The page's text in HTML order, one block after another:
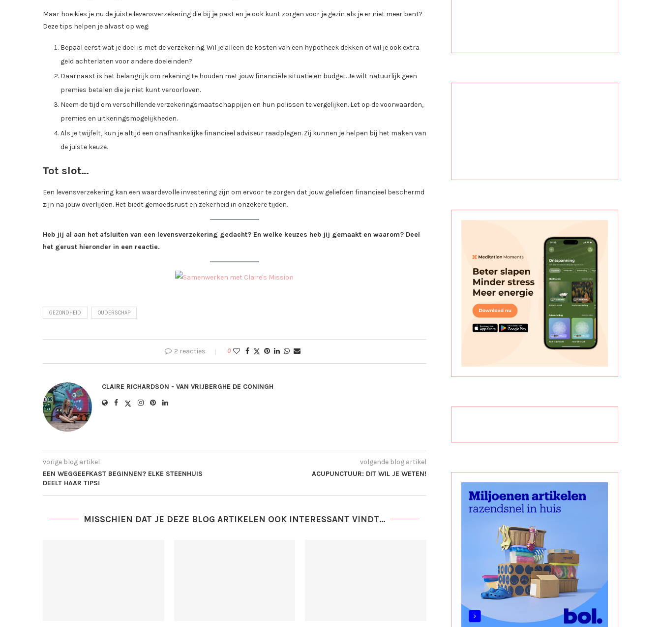
Maar hoe kies je nu de juiste levensverzekering die bij je past en je ook kunt zorgen voor je gezin als je er niet meer bent?
Deze tips helpen je alvast op weg:
Bepaal eerst wat je doel is met de verzekering. Wil je alleen de kosten van een hypotheek dekken of wil je ook extra
geld achterlaten voor andere doeleinden?
Daarnaast is het belangrijk om rekening te houden met jouw financiële situatie en budget. Je wilt natuurlijk geen
premies betalen die je niet kunt veroorloven.
Neem de tijd om verschillende verzekeringsmaatschappijen en hun polissen te vergelijken. Let op de voorwaarden,
premies en uitkeringsmogelijkheden.
Als je twijfelt, kun je altijd een onafhankelijke financieel adviseur raadplegen. Zij kunnen je helpen bij het maken van
de juiste keuze.
Tot slot…
Een levensverzekering kan een waardevolle investering zijn om ervoor te zorgen dat jouw geliefden financieel beschermd
zijn na jouw overlijden. Het biedt gemoedsrust en zekerheid in onzekere tijden.
Heb jij al aan het afsluiten van een levensverzekering gedacht? En welke keuzes heb jij gemaakt en waarom? Deel
het gerust hieronder in een reactie.
GEZONDHEID OUDERSCHAP
2 reacties 0
CLAIRE RICHARDSON - VAN VRIJBERGHE DE CONINGH
vorige blog artikel
EEN WEGGEEFKAST BEGINNEN? ELKE STEENHUIS
DEELT HAAR TIPS!
volgende blog artikel
ACUPUNCTUUR: DIT WIL JE WETEN!
MISSCHIEN DAT JE DEZE BLOG ARTIKELEN OOK INTERESSANT VINDT...